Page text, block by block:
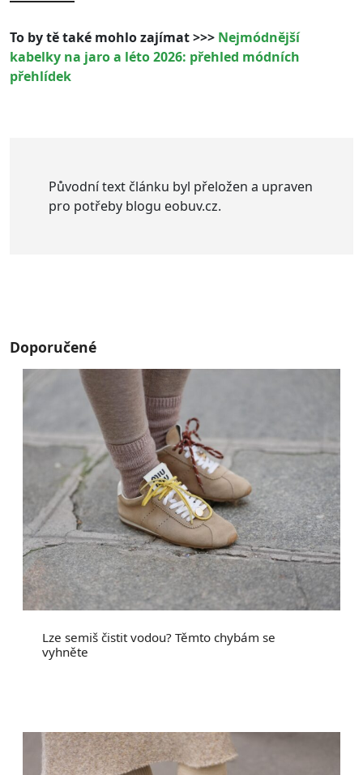
To by tě také mohlo zajímat >>> Nejmódnější
kabelky na jaro a léto 2026: přehled módních
přehlídek
Původní text článku byl přeložen a upraven
pro potřeby blogu eobuv.cz.
Doporučené
Lze semiš čistit vodou? Těmto chybám se
vyhněte